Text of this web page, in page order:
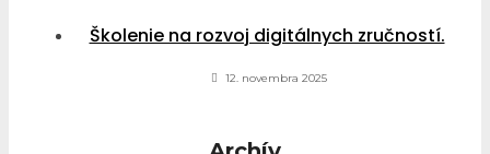
Školenie na rozvoj digitálnych zručností.
12. novembra 2025